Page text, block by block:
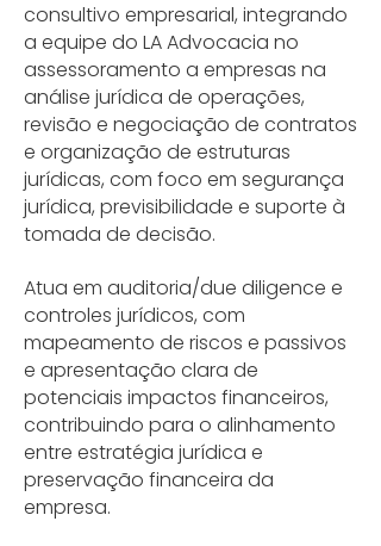
consultivo empresarial, integrando
a equipe do LA Advocacia no
assessoramento a empresas na
análise jurídica de operações,
revisão e negociação de contratos
e organização de estruturas
jurídicas, com foco em segurança
jurídica, previsibilidade e suporte à
tomada de decisão.
Atua em auditoria/due diligence e
controles jurídicos, com
mapeamento de riscos e passivos
e apresentação clara de
potenciais impactos financeiros,
contribuindo para o alinhamento
entre estratégia jurídica e
preservação financeira da
empresa.